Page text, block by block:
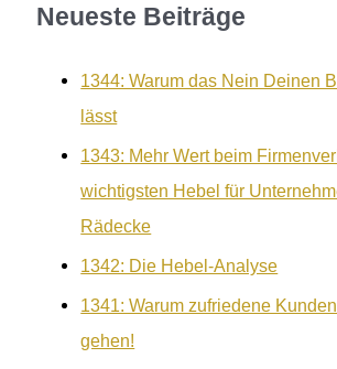
zum
Mitarbeiter
Neueste Beiträge
1344: Warum das Nein Deinen
lässt
1343: Mehr Wert beim
wichtigsten Hebel für
Rädecke
1342: Die Hebel-Analyse
1341: Warum zufriedene
gehen!